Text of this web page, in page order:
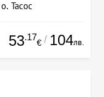
Тасос
53.17
€ / 104лв.